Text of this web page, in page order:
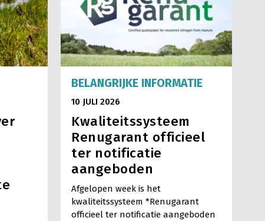
BELANGRIJKE INFORMATIE
10 JULI 2026
Kwaliteitssysteem
Renugarant officieel
ter notificatie
aangeboden
Afgelopen week is het
kwaliteitssysteem *Renugarant
officieel ter notificatie aangeboden